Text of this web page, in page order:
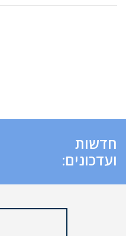
חדשות
ועדכונים:
לציבור